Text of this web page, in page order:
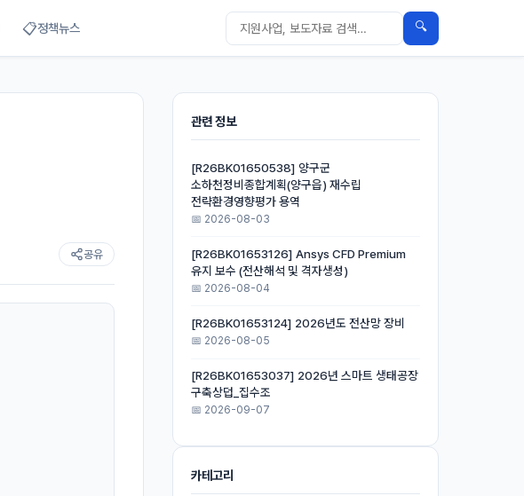
📋정책뉴스 🔍
공유
관련 정보
[R26BK01650538] 양구군
소하천정비종합계획(양구읍) 재수립
전략환경영향평가 용역
📅 2026-08-03
[R26BK01653126] Ansys CFD Premium
유지 보수 (전산해석 및 격자생성)
📅 2026-08-04
[R26BK01653124] 2026년도 전산망 장비
📅 2026-08-05
[R26BK01653037] 2026년 스마트 생태공장
구축상덥_집수조
📅 2026-09-07
카테고리